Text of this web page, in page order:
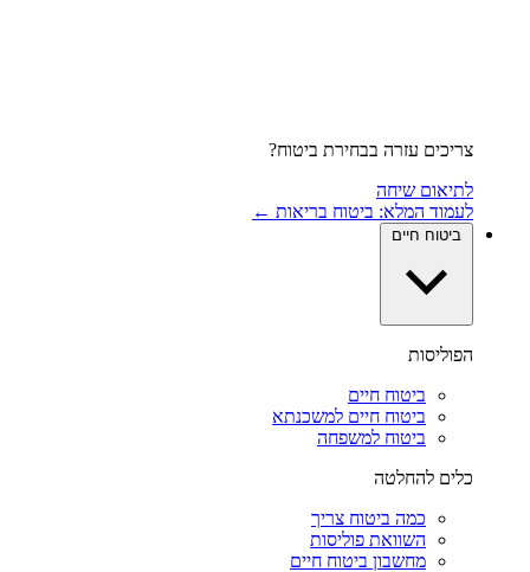
צריכים עזרה בבחירת ביטוח?
לתיאום שיחה
לעמוד המלא: ביטוח בריאות ←
ביטוח חיים
הפוליסות
ביטוח חיים
ביטוח חיים למשכנתא
ביטוח למשפחה
כלים להחלטה
כמה ביטוח צריך
השוואת פוליסות
מחשבון ביטוח חיים